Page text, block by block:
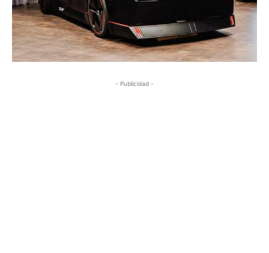
- Publicidad -